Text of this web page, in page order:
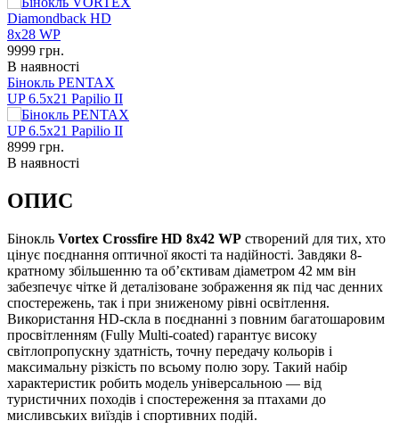
9999 грн.
В наявності
Бінокль PENTAX
UP 6.5x21 Papilio II
8999 грн.
В наявності
ОПИС
Бінокль Vortex Crossfire HD 8x42 WP створений для тих, хто
цінує поєднання оптичної якості та надійності. Завдяки 8-
кратному збільшенню та об’єктивам діаметром 42 мм він
забезпечує чітке й деталізоване зображення як під час денних
спостережень, так і при зниженому рівні освітлення.
Використання HD-скла в поєднанні з повним багатошаровим
просвітленням (Fully Multi-coated) гарантує високу
світлопропускну здатність, точну передачу кольорів і
максимальну різкість по всьому полю зору. Такий набір
характеристик робить модель універсальною — від
туристичних походів і спостереження за птахами до
мисливських виїздів і спортивних подій.